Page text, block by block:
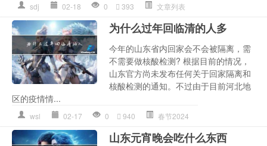
sdj 02-18 0 393 文章列表
为什么过年回临清的人多
今年的山东省内回家会不会被隔离，需
不需要做核酸检测? 根据目前的情况，
山东官方尚未发布任何关于回家隔离和
核酸检测的通知。不过由于目前河北地
区的疫情情...
wsl 02-17 0 940 春节2024
山东元宵晚会吃什么东西